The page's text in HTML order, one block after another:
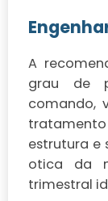
A
grau de
comando,
estrutura e
otica da
trimestral